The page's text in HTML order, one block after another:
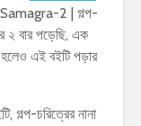
2 | গল্প-
২ বার পড়েছি, এক
এই বইটি পড়ার
গল্প-চরিত্রের নানা